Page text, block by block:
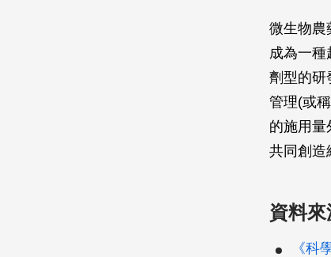
微生物農
成為一種
劑型的研
管理(或
的施用量
共同創造
資料來
《科